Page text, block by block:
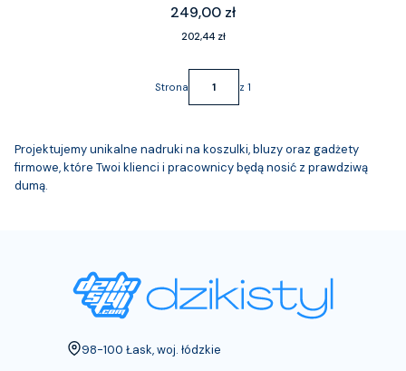
Cena
249,00 zł
Cena
202,44 zł
Strona z 1
Projektujemy unikalne nadruki na koszulki, bluzy oraz gadżety
firmowe, które Twoi klienci i pracownicy będą nosić z prawdziwą
dumą.
Adres:
98-100 Łask, woj. łódzkie